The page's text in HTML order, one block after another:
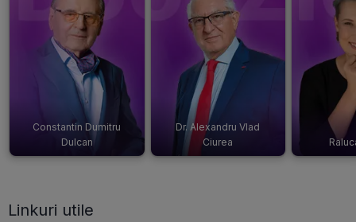
Constantin Dumitru
Dulcan
Dr. Alexandru Vlad
Ciurea
Linkuri utile